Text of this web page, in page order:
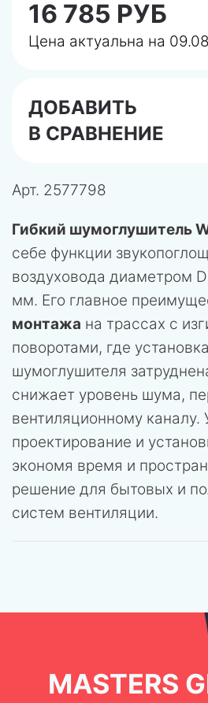
16 785 РУБ
Цена актуальна на
ДОБАВИТЬ
В СРАВНЕНИЕ
Арт. 2577798
Гибкий шумоглушитель
себе функции
воздуховода диаметром
мм. Его главное
монтажа на трассах с
поворотами, где
шумоглушителя
снижает уровень шума,
вентиляционному каналу.
проектирование и
экономя время и
решение для бытовых и
систем вентиляции.
MASTERS